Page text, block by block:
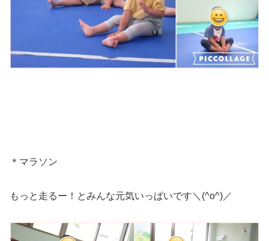
＊マラソン
もっと走るー！とみんな元気いっぱいです＼(^o^)／